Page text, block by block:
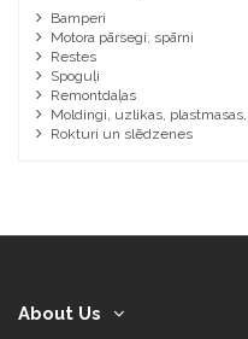
Bamperi
Motora pārsegi, spārni
Restes
Spoguļi
Remontdaļas
Moldingi, uzlikas,
Rokturi un slēdzenes
About Us